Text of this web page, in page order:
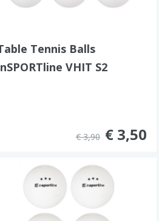
Tennis Balls
VHIT S2
€ 3,90 € 3,50